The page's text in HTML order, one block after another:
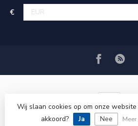
€
© Copyright 2026
Wij slaan cookies op om onze
akkoord?
Ja Nee